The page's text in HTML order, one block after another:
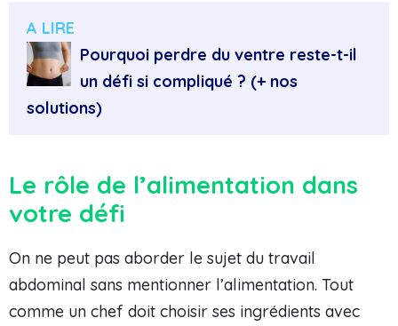
A LIRE
Pourquoi perdre du ventre reste-t-il
un défi si compliqué ? (+ nos
solutions)
Le rôle de l’alimentation dans
votre défi
On ne peut pas aborder le sujet du travail
abdominal sans mentionner l’alimentation. Tout
comme un chef doit choisir ses ingrédients avec